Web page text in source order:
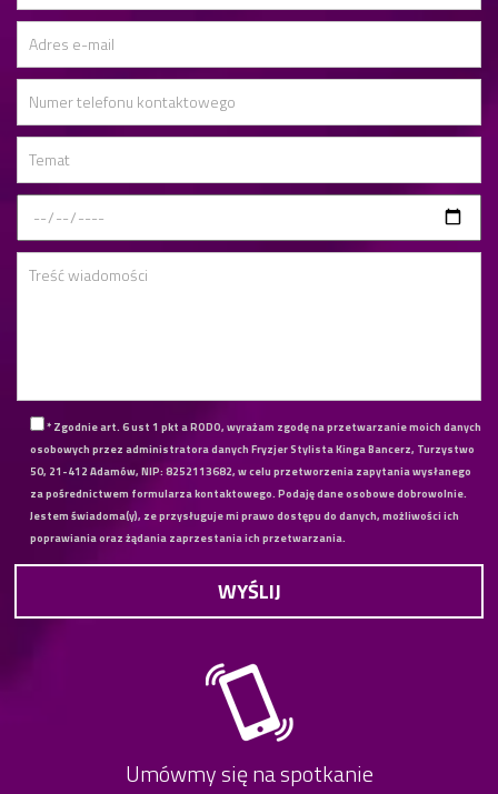
* Zgodnie art. 6 ust 1 pkt a RODO, wyrażam zgodę na przetwarzanie moich danych
osobowych przez administratora danych Fryzjer Stylista Kinga Bancerz, Turzystwo
50, 21-412 Adamów, NIP: 8252113682, w celu przetworzenia zapytania wysłanego
za pośrednictwem formularza kontaktowego. Podaję dane osobowe dobrowolnie.
Jestem świadoma(y), ze przysługuje mi prawo dostępu do danych, możliwości ich
poprawiania oraz żądania zaprzestania ich przetwarzania.
Umówmy się na spotkanie